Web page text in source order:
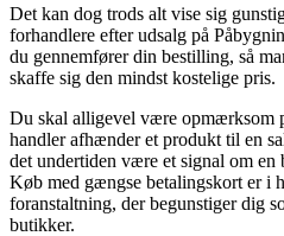
Det kan dog trods alt vise sig
forhandlere efter udsalg på
du gennemfører din bestilling, så
skaffe sig den mindst kostelige pris.
Du skal alligevel være opmærksom
handler afhænder et produkt til en
det undertiden være et signal om
Køb med gængse betalingskort er i
foranstaltning, der begunstiger dig
butikker.